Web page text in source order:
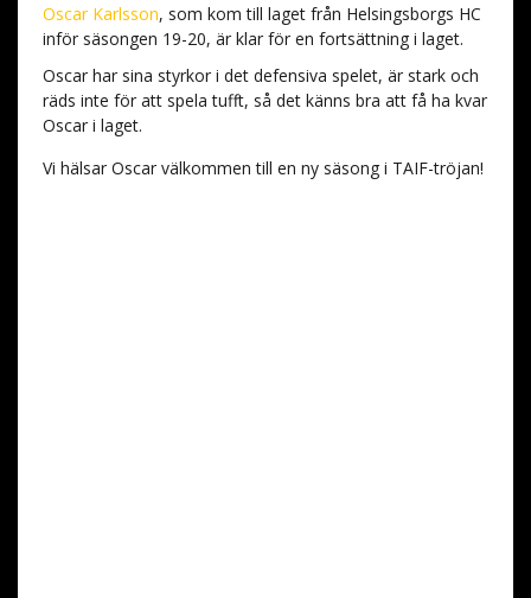
Oscar Karlsson, som kom till laget från Helsingsborgs HC
inför säsongen 19-20, är klar för en fortsättning i laget.
Oscar har sina styrkor i det defensiva spelet, är stark och
räds inte för att spela tufft, så det känns bra att få ha kvar
Oscar i laget.
Vi hälsar Oscar välkommen till en ny säsong i TAIF-tröjan!